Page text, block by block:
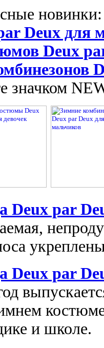
Deux для
Deux
значком
Deux par
Deux par
и школе.